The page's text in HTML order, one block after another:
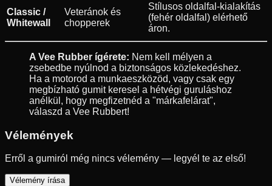
Classic /
Whitewall
Veteránok és
chopperek
Stílusos oldalfal-kialakítás
(fehér oldalfal) elérhető
áron.
A Vee Rubber ígérete: Nem kell mélyen a
zsebedbe nyúlnod a biztonságos közlekedéshez.
Ha a motorod a munkaeszközöd, vagy csak egy
megbízható gumit keresel a hétvégi guruláshoz
anélkül, hogy megfizetnéd a "márkafelárat",
válaszd a Vee Rubbert!
Vélemények
Erről a gumiról még nincs vélemény — legyél te az első!
Vélemény írása